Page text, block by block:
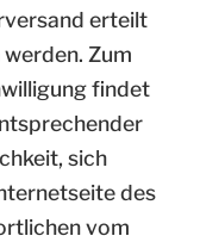
erteilt
Zum
findet
sich
des
vom